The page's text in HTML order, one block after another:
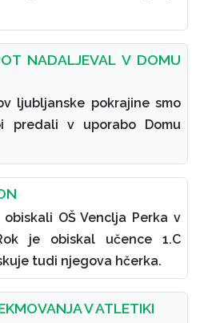
NADALJEVAL V DOMU
ljubljanske pokrajine smo
predali v uporabo Domu
OŠ Venclja Perka v
je obiskal učence 1.C
tudi njegova hčerka.
V ATLETIKI